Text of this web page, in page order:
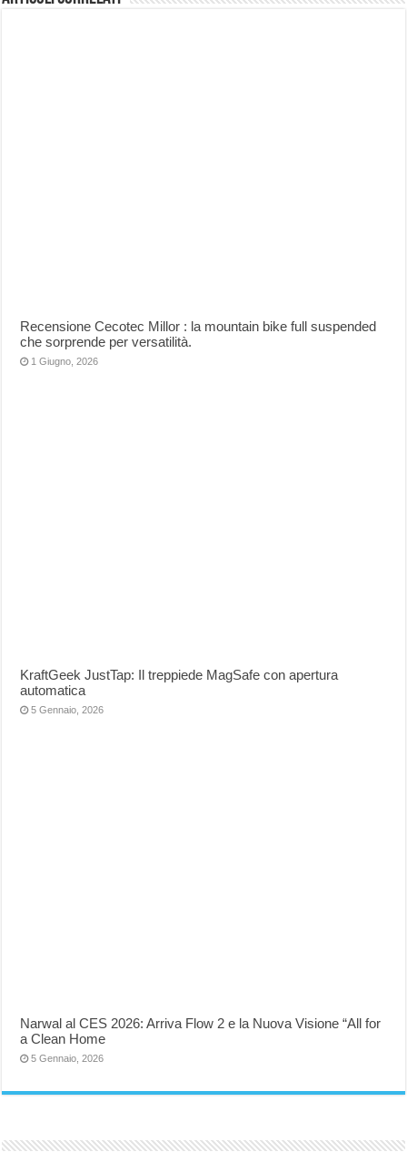
Recensione Cecotec Millor : la mountain bike full suspended
che sorprende per versatilità.
1 Giugno, 2026
KraftGeek JustTap: Il treppiede MagSafe con apertura
automatica
5 Gennaio, 2026
Narwal al CES 2026: Arriva Flow 2 e la Nuova Visione “All for
a Clean Home
5 Gennaio, 2026